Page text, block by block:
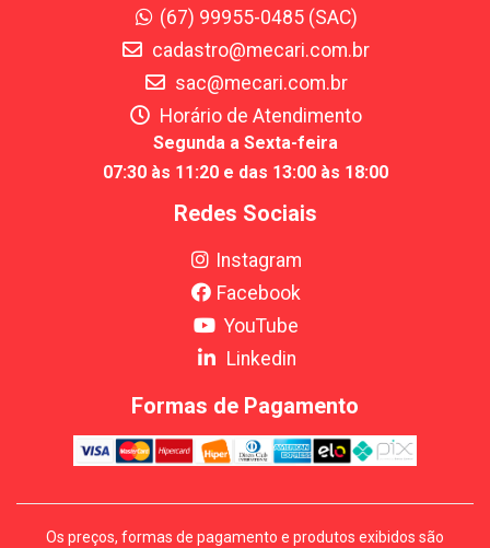
(67) 99955-0485 (SAC)
cadastro@mecari.com.br
sac@mecari.com.br
Horário de Atendimento
Segunda a Sexta-feira
07:30 às 11:20 e das 13:00 às 18:00
Redes Sociais
Instagram
Facebook
YouTube
Linkedin
Formas de Pagamento
Os preços, formas de pagamento e produtos exibidos são